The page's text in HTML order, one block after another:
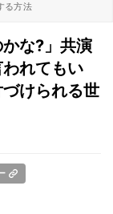
る方法
かな?」共演
れてもい
けられる世